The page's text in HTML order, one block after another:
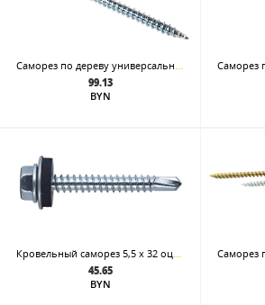
Саморез по дереву универсальный 6,0x70, белый цинк шлиц Pz
99.13
BYN
Кровельный саморез 5,5 x 32 оцинкованный, в металлическое основание
45.65
BYN